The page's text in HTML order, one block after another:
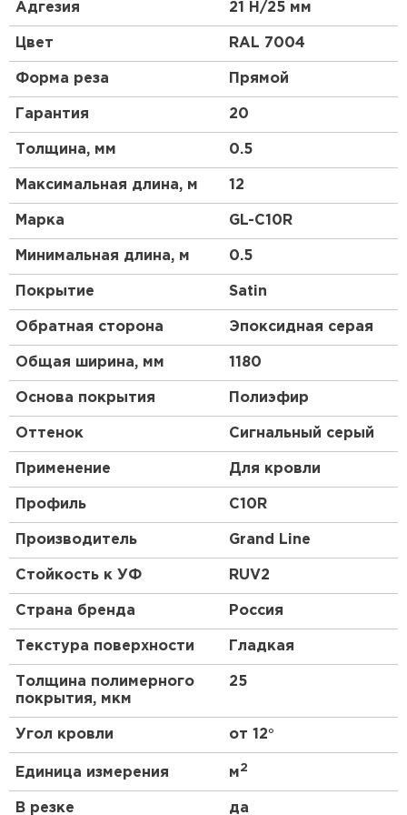
чем другие виды профнастила. Благодаря
высоте профиля этот материал будет органично
смотреться на крыше любой сложности.
Адгезия 21 Н/25 мм
Цвет RAL 7004
Форма реза Прямой
Гарантия 20
Толщина, мм 0.5
Максимальная длина, м 12
Марка GL-С10R
Минимальная длина, м 0.5
Покрытие Satin
Обратная сторона Эпоксидная серая
Общая ширина, мм 1180
Основа покрытия Полиэфир
Оттенок Сигнальный серый
Применение Для кровли
Профиль C10R
Производитель Grand Line
Стойкость к УФ RUV2
Страна бренда Россия
Текстура поверхности Гладкая
Толщина полимерного
покрытия, мкм
25
Угол кровли от 12°
Единица измерения м2
В резке да